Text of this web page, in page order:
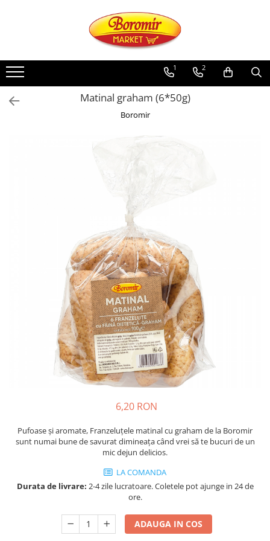
Noutati
Produse de post
Cozonac
Cozonac Vegan (de post)
Cozonac Collection
Cozonac Cadou
Cozonac cu Unt
Cozonac Royal
Cozonac Mos Craciun
Cozonac Duofino
Cozonac Imperial
Fursecuri
Fursecuri cu unt
1 2
Matinal graham (6*50g)
Boromir
6,20 RON
Pufoase și aromate, Franzeluțele matinal cu graham de la Boromir
sunt numai bune de savurat dimineața când vrei să te bucuri de un
mic dejun delicios.
LA COMANDA
Durata de livrare: 2-4 zile lucratoare. Coletele pot ajunge in 24 de
ore.
ADAUGA IN COS